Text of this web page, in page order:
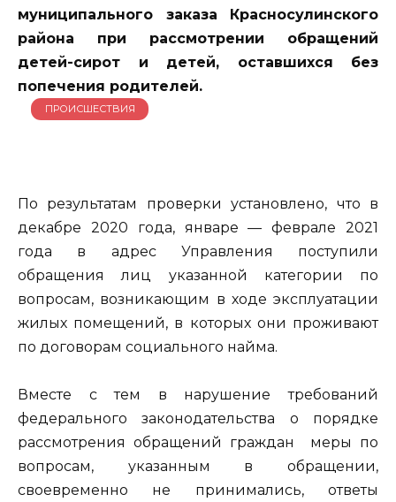
муниципального заказа Красносулинского
района при рассмотрении обращений
детей-сирот и детей, оставшихся без
попечения родителей.
ПРОИСШЕСТВИЯ
По результатам проверки установлено, что в
декабре 2020 года, январе — феврале 2021
года в адрес Управления поступили
обращения лиц указанной категории по
вопросам, возникающим в ходе эксплуатации
жилых помещений, в которых они проживают
по договорам социального найма.
Вместе с тем в нарушение требований
федерального законодательства о порядке
рассмотрения обращений граждан меры по
вопросам, указанным в обращении,
своевременно не принимались, ответы